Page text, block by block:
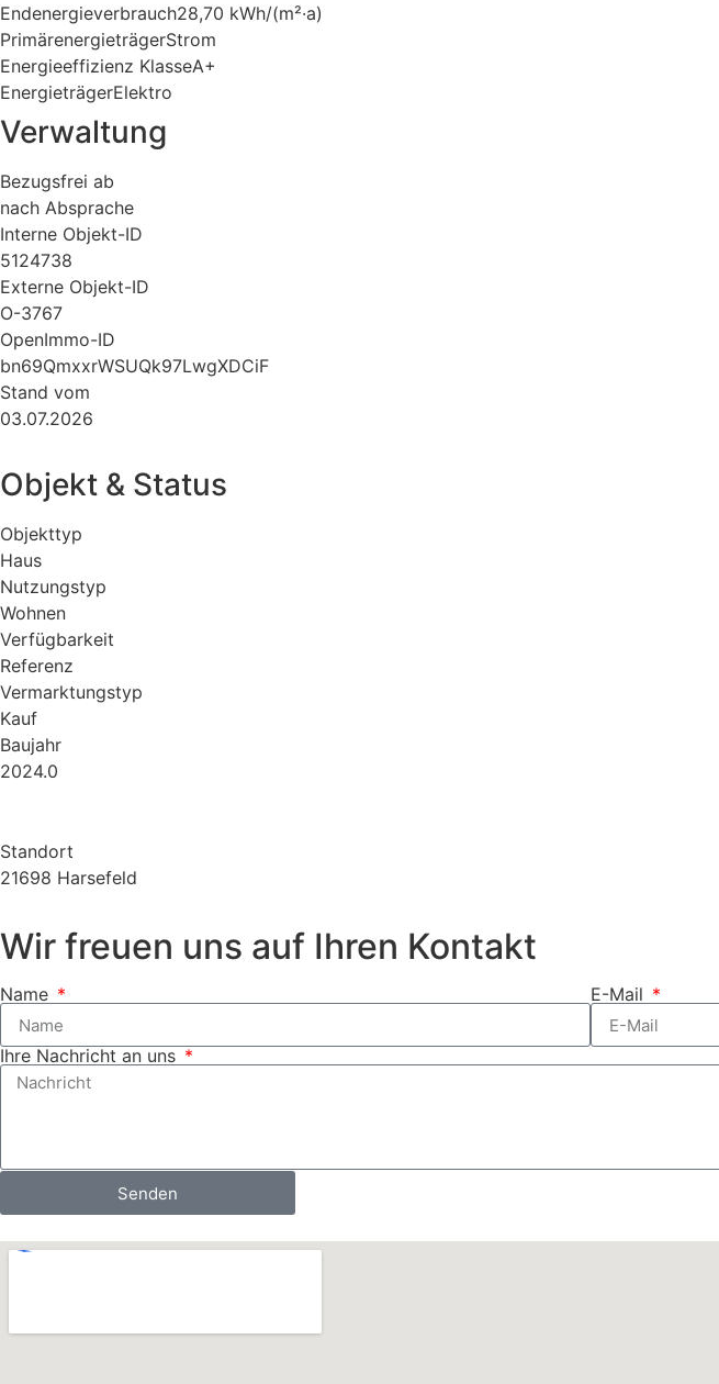
Endenergieverbrauch28,70 kWh/(m²·a)
PrimärenergieträgerStrom
Energieeffizienz KlasseA+
EnergieträgerElektro
Verwaltung
Bezugsfrei ab
nach Absprache
Interne Objekt-ID
5124738
Externe Objekt-ID
O-3767
OpenImmo-ID
bn69QmxxrWSUQk97LwgXDCiF
Stand vom
03.07.2026
Objekt & Status
Objekttyp
Haus
Nutzungstyp
Wohnen
Verfügbarkeit
Referenz
Vermarktungstyp
Kauf
Baujahr
2024.0
Standort
21698 Harsefeld
Wir freuen uns auf Ihren Kontakt
Name E-Mail
Ihre Nachricht an uns
Senden